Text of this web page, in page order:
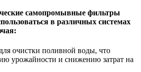
самопромывные фильтры
в различных системах
очистки поливной воды, что
урожайности и снижению затрат на